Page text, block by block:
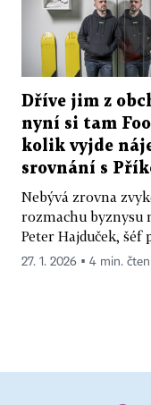
Dříve jim z
nyní si tam
kolik vyjde
srovnání s
Nebývá zrovna
rozmachu byznysu
Peter Hajduček, šéf
27. 1. 2026 ▪ 4 min.